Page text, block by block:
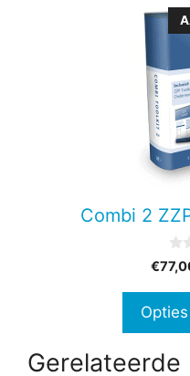
Combi 2
0
v
5
€
worden
productpagina